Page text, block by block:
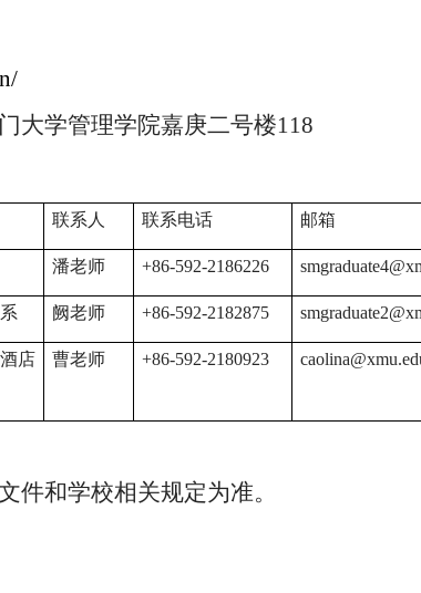
大学管理学院嘉庚二号楼118
联系人 联系电话 邮箱
潘老师 +86-592-2186226
阙老师 +86-592-2182875
店
曹老师 +86-592-2180923
件和学校相关规定为准。